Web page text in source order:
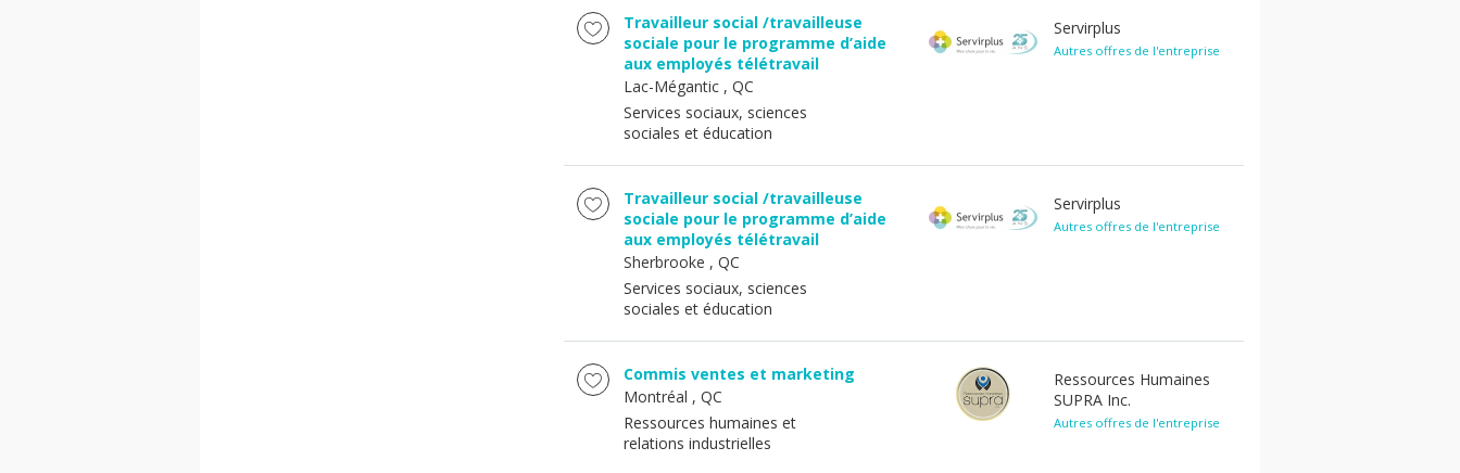
Travailleur social /travailleuse
sociale pour le programme d’aide
aux employés télétravail
Lac-Mégantic , QC
Services sociaux, sciences
sociales et éducation
Servirplus
Autres offres de l'entreprise
Travailleur social /travailleuse
sociale pour le programme d’aide
aux employés télétravail
Sherbrooke , QC
Services sociaux, sciences
sociales et éducation
Servirplus
Autres offres de l'entreprise
Commis ventes et marketing
Montréal , QC
Ressources humaines et
relations industrielles
Ressources Humaines
SUPRA Inc.
Autres offres de l'entreprise